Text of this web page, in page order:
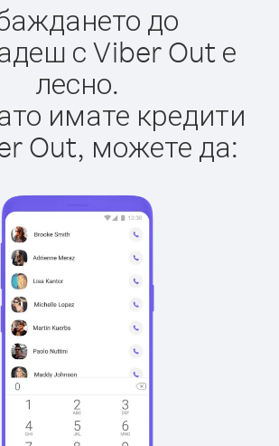
до
с Viber Out е
лесно.
имате кредити
Out, можете да: